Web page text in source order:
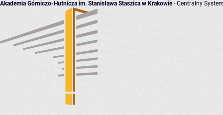
Akademia Górniczo-Hutnicza im. Stanisława Staszica w Krakowie- Centralny